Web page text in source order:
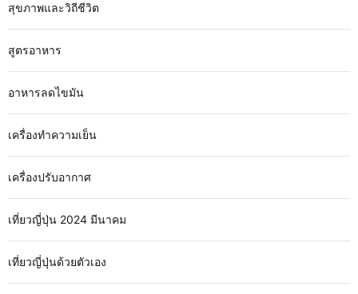
สุขภาพและวิถีชีวิต
สูตรอาหาร
อาหารลดไขมัน
เครื่องทำความเย็น
เครื่องปรับอากาศ
เที่ยวญี่ปุ่น 2024 มีนาคม
เที่ยวญี่ปุ่นด้วยตัวเอง